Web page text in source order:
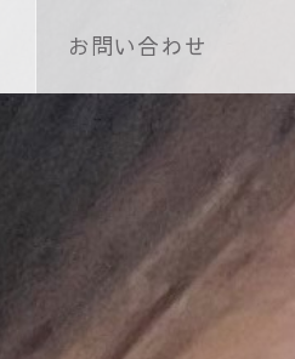
お問い合わせ